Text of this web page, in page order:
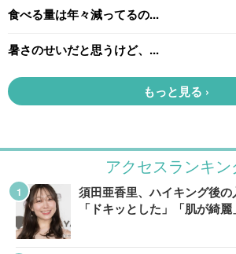
アクセスランキン
須田亜香里、ハイキング後
「ドキッとした」「肌が綺